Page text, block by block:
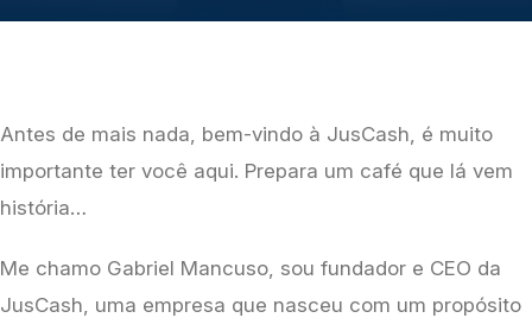
Antes de mais nada, bem-vindo à JusCash, é muito
importante ter você aqui. Prepara um café que lá vem
história…
Me chamo Gabriel Mancuso, sou fundador e CEO da
JusCash, uma empresa que nasceu com um propósito